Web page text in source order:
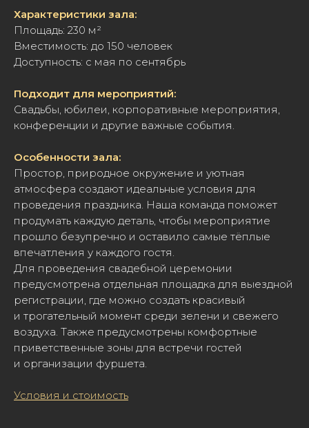
Характеристики зала:
Площадь: 230 м²
Вместимость: до 150 человек
Доступность: с мая по сентябрь
Подходит для мероприятий:
Свадьбы, юбилеи, корпоративные мероприятия,
конференции и другие важные события.
Особенности зала:
Простор, природное окружение и уютная
атмосфера создают идеальные условия для
проведения праздника. Наша команда поможет
продумать каждую деталь, чтобы мероприятие
прошло безупречно и оставило самые тёплые
впечатления у каждого гостя.
Для проведения свадебной церемонии
предусмотрена отдельная площадка для выездной
регистрации, где можно создать красивый
и трогательный момент среди зелени и свежего
воздуха. Также предусмотрены комфортные
приветственные зоны для встречи гостей
и организации фуршета.
Условия и стоимость